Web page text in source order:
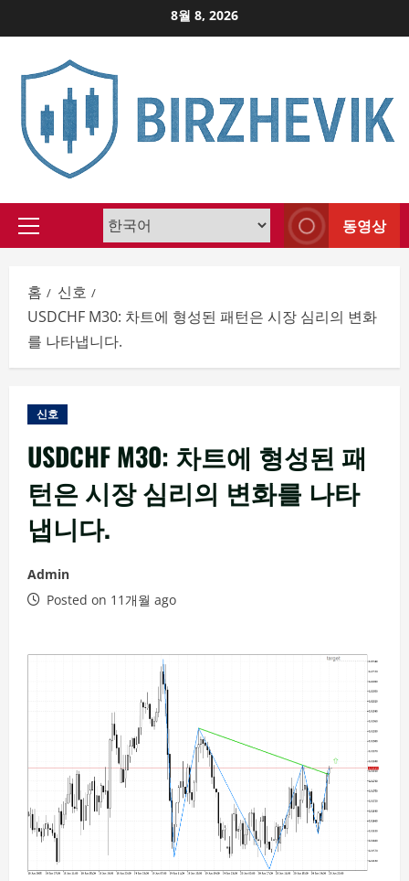
to
8월 8, 2026
Primary
동영상
홈
신호
USDCHF M30: 차트에 형성된 패턴은 시장 심리의 변화
를 나타냅니다.
신호
USDCHF M30: 차트에 형성된 패
턴은 시장 심리의 변화를 나타
냅니다.
Admin
Posted on 11개월 ago